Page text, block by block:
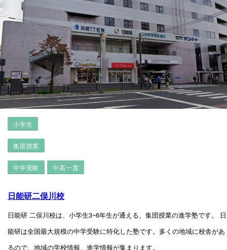
日能研二俣川校
日能研 二俣川校は、小学生3~6年生が通える、集団授業の進学塾です。 日
能研は全国最大規模の中学受験に特化した塾です。多くの地域に校舎があ
るので、地域の学校情報、進学情報が集まります。
小学生
集団授業
中学受験 中高一貫